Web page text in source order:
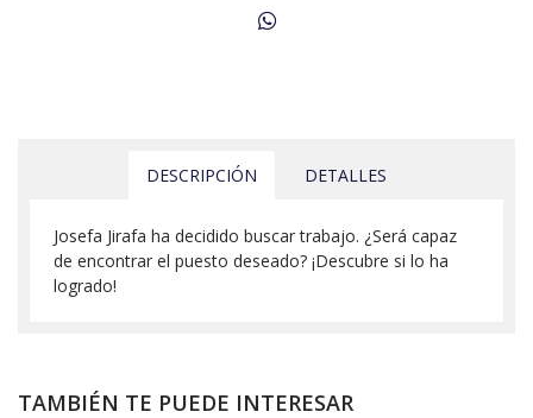
DESCRIPCIÓN DETALLES
Josefa Jirafa ha decidido buscar trabajo. ¿Será capaz
de encontrar el puesto deseado? ¡Descubre si lo ha
logrado!
TAMBIÉN TE PUEDE INTERESAR